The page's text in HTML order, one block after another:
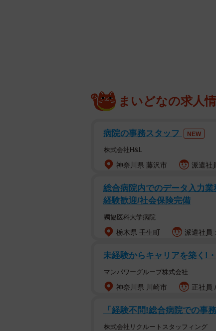
まいどなの求人
病院の事務スタッフ NEW
株式会社H&L
神奈川県 藤沢市 派遣社
総合病院内でのデータ入力
経験歓迎/社会保険完備
獨協医科大学病院
栃木県 壬生町 派遣社員
未経験からキャリアを築く!
マンパワーグループ株式会社
神奈川県 川崎市 正社員
「経験不問!総合病院での事
株式会社リクルートスタッフィング